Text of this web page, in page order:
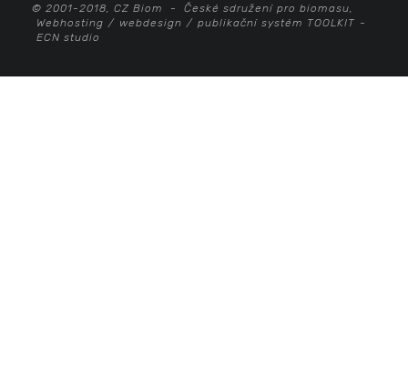
© 2001-2018, CZ Biom - České sdružení pro biomasu,
Webhosting / webdesign / publikační systém TOOLKIT -
ECN studio